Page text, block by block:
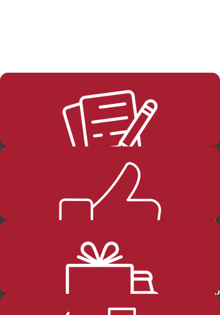
בלוג
החזרות-והחלפות
קטגוריות מוצרים מידע כללי